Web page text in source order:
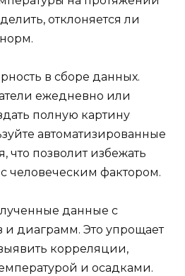
отклоняется ли
в сборе данных.
ежедневно или
полную картину
автоматизированные
что позволит избежать
человеческим фактором.
данные с
диаграмм. Это упрощает
корреляции,
и осадками.